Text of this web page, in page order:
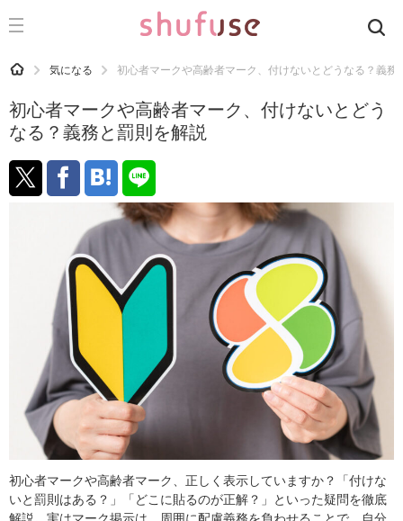
CATEGORY 記事カテゴリ
運気
洗濯
生活の知恵
マナー
趣味
食材辞典
おすすめ
HOME 気になる 初心者マークや高齢者マーク、付けないとどうなる？義務
初心者マークや高齢者マーク、付けないとどう
なる？義務と罰則を解説
初心者マークや高齢者マーク、正しく表示していますか？「付けな
いと罰則はある？」「どこに貼るのが正解？」といった疑問を徹底